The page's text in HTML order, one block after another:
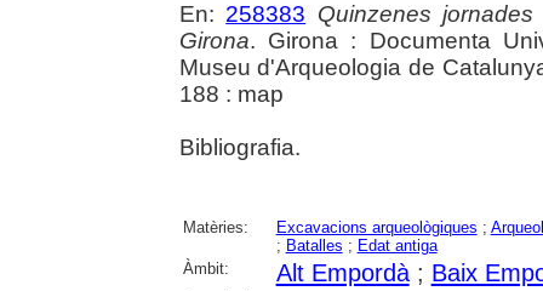
En: 258383 Quinzenes
Girona. Girona : Documenta
Museu d'Arqueologia de
188 : map
Bibliografia.
Matèries: Excavacions arqueològiques ;
; Batalles ; Edat antiga
Àmbit:
Alt Empordà; Baix